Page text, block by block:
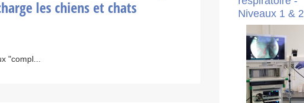
les chiens et chats
"compl...
Niveaux 1 & 2